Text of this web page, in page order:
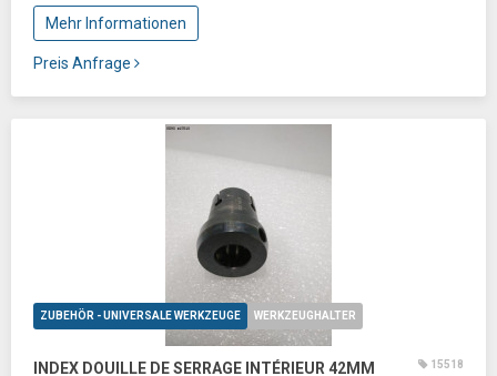
Mehr Informationen
Preis Anfrage
ZUBEHÖR - UNIVERSALE WERKZEUGE WERKZEUGHALTER
INDEX DOUILLE DE SERRAGE INTÉRIEUR 42MM
15518